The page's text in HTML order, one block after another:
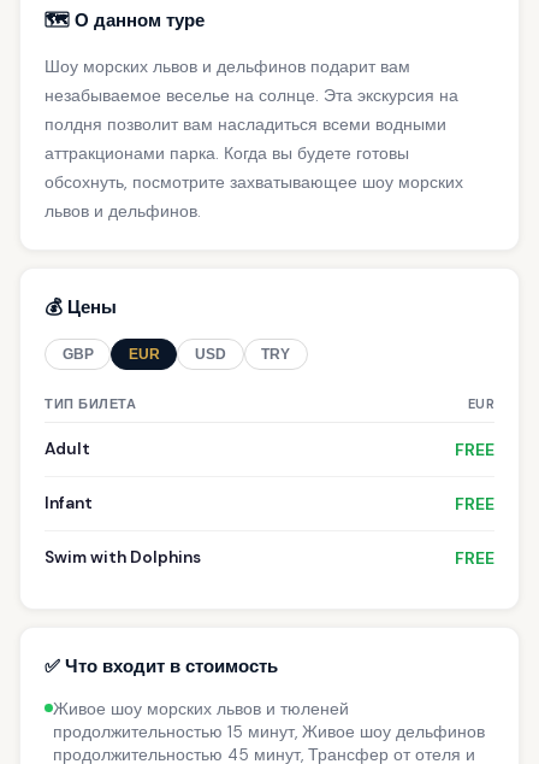
🗺️ О данном туре
Шоу морских львов и дельфинов подарит вам
незабываемое веселье на солнце. Эта экскурсия на
полдня позволит вам насладиться всеми водными
аттракционами парка. Когда вы будете готовы
обсохнуть, посмотрите захватывающее шоу морских
львов и дельфинов.
💰 Цены
GBP EUR USD TRY
ТИП БИЛЕТА EUR
Adult FREE
Infant FREE
Swim with Dolphins FREE
✅ Что входит в стоимость
Живое шоу морских львов и тюленей
продолжительностью 15 минут, Живое шоу дельфинов
продолжительностью 45 минут, Трансфер от отеля и